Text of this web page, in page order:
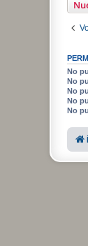
No
No
No
No
No